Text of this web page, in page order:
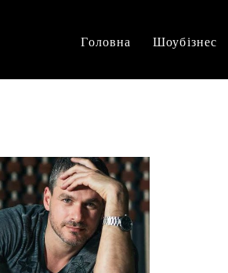
Головна Шоубізнес